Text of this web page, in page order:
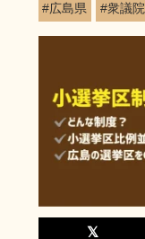
#広島県
#衆議院